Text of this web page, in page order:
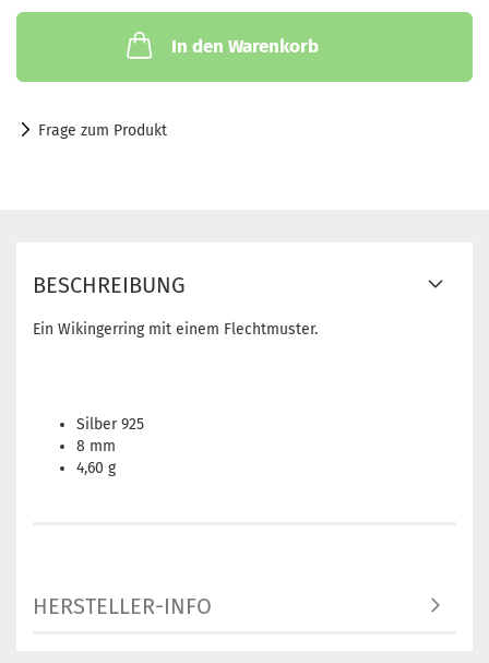
In den Warenkorb
Frage zum Produkt
BESCHREIBUNG
Ein Wikingerring mit einem Flechtmuster.
Silber 925
8 mm
4,60 g
HERSTELLER-INFO